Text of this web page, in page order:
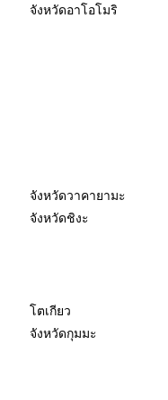
จังหวัดอาโอโมริ
จังหวัดวาคายามะ
จังหวัดชิงะ
โตเกียว
จังหวัดกุมมะ